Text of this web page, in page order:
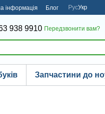
інформація Блог РусУкр
938 9910 Передзвонити вам?
Запчастини до